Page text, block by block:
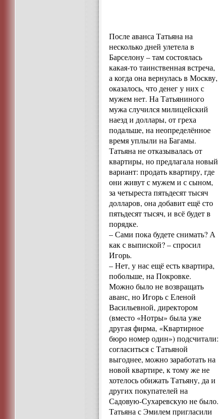
После аванса Татьяна на
несколько дней улетела в
Барселону – там состоялась
какая-то таинственная встреча,
а когда она вернулась в Москву,
оказалось, что денег у них с
мужем нет. На Татьяниного
мужа случился милицейский
наезд и доллары, от греха
подальше, на неопределённое
время уплыли на Багамы.
Татьяна не отказывалась от
квартиры, но предлагала новый
вариант: продать квартиру, где
они живут с мужем и с сыном,
за четыреста пятьдесят тысяч
долларов, она добавит ещё сто
пятьдесят тысяч, и всё будет в
порядке.
– Сами пока будете снимать? А
как с выпиской? – спросил
Игорь.
– Нет, у нас ещё есть квартира,
побольше, на Покровке.
Можно было не возвращать
аванс, но Игорь с Еленой
Васильевной, директором
(вместо «Нотры» была уже
другая фирма, «Квартирное
бюро номер один») подсчитали:
согласиться с Татьяной
выгоднее, можно заработать на
новой квартире, к тому же не
хотелось обижать Татьяну, да и
других покупателей на
Садовую-Сухаревскую не было.
Татьяна с Эмилем пригласили